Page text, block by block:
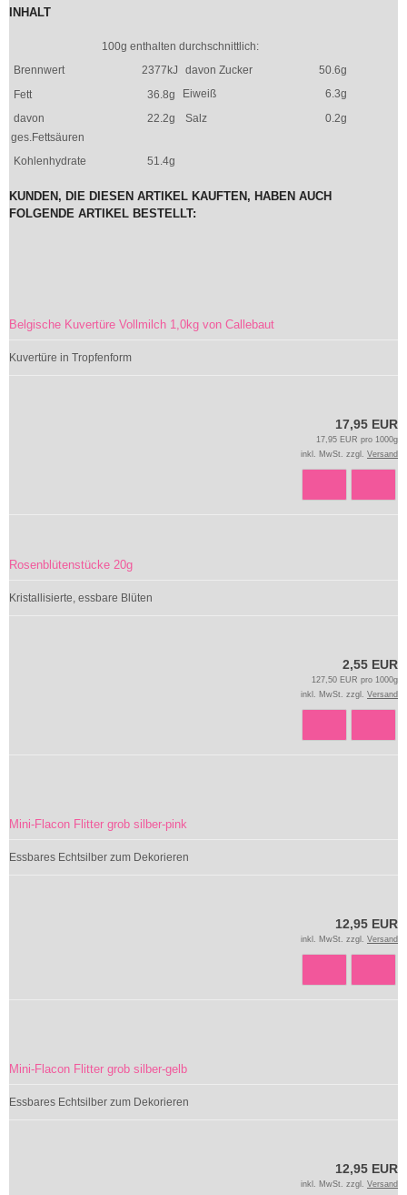
INHALT
100g enthalten durchschnittlich:
Brennwert
2377kJ davon Zucker
50.6g
Fett
36.8g Eiweiß
6.3g
davon
ges.Fettsäuren
22.2g Salz 0.2g
Kohlenhydrate 51.4g
KUNDEN, DIE DIESEN ARTIKEL KAUFTEN, HABEN AUCH
FOLGENDE ARTIKEL BESTELLT:
Belgische Kuvertüre Vollmilch 1,0kg von Callebaut
Kuvertüre in Tropfenform
17,95 EUR
17,95 EUR pro 1000g
inkl. MwSt. zzgl. Versand
Rosenblütenstücke 20g
Kristallisierte, essbare Blüten
2,55 EUR
127,50 EUR pro 1000g
inkl. MwSt. zzgl. Versand
Mini-Flacon Flitter grob silber-pink
Essbares Echtsilber zum Dekorieren
12,95 EUR
inkl. MwSt. zzgl. Versand
Mini-Flacon Flitter grob silber-gelb
Essbares Echtsilber zum Dekorieren
12,95 EUR
inkl. MwSt. zzgl. Versand